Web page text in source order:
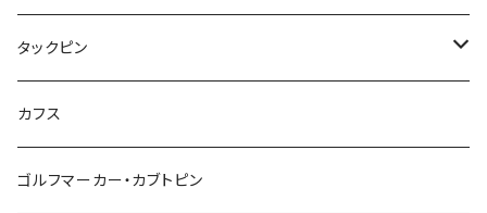
カメオ
星
鳥
こいのぼり
てんとう虫
鳥
ハロウィン
カモフラージュ
square
アイスクリーム
マーブル
音楽
羊
牛
惑星
星
こいのぼり
カメラ
音楽
アルファベット
ハロウィン
紐
鳥
星
アルファベット
結び
スクエア
タックピン
結び
カフス
ゴルフマーカー・カブトピン